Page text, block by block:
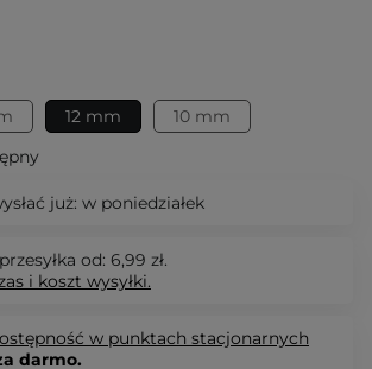
12 mm
10 mm
już: w poniedziałek
od: 6,99 zł.
i koszt wysyłki.
w punktach stacjonarnych
darmo.